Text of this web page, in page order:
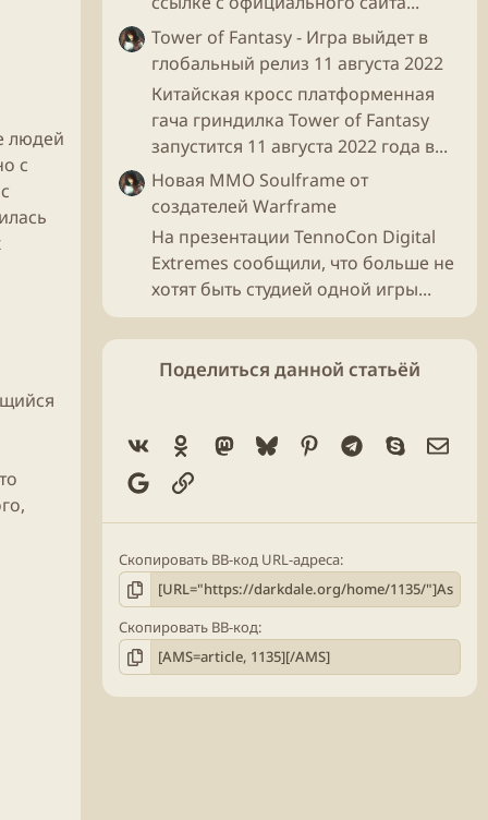
людей
с
Tower of Fantasy - Игра выйдет в
глобальный релиз 11 августа 2022
Китайская кросс платформенная
гача гриндилка Tower of Fantasy
запустится 11 августа 2022 года в...
Новая ММО Soulframe от
создателей Warframe
На презентации TennoCon Digital
Extremes сообщили, что больше не
хотят быть студией одной игры...
Поделиться данной статьёй
Ok Mastodon
BlueskyPinterestTelegram
Skype
GoogleСсылка
Скопировать BB-код URL-адреса
Скопировать BB-код